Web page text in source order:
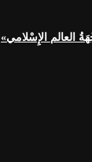
العالم الإِسْلامي»